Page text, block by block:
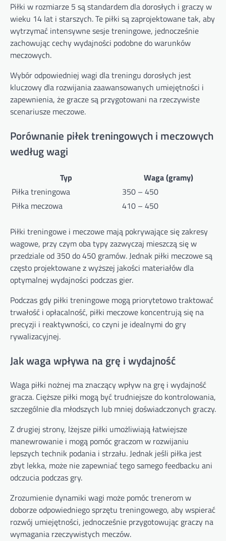
Piłki w rozmiarze 5 są standardem dla dorosłych i graczy w
wieku 14 lat i starszych. Te piłki są zaprojektowane tak, aby
wytrzymać intensywne sesje treningowe, jednocześnie
zachowując cechy wydajności podobne do warunków
meczowych.
Wybór odpowiedniej wagi dla treningu dorosłych jest
kluczowy dla rozwijania zaawansowanych umiejętności i
zapewnienia, że gracze są przygotowani na rzeczywiste
scenariusze meczowe.
Porównanie piłek treningowych i meczowych
według wagi
Typ
Waga (gramy)
Piłka treningowa
350 – 450
Piłka meczowa
410 – 450
Piłki treningowe i meczowe mają pokrywające się zakresy
wagowe, przy czym oba typy zazwyczaj mieszczą się w
przedziale od 350 do 450 gramów. Jednak piłki meczowe są
często projektowane z wyższej jakości materiałów dla
optymalnej wydajności podczas gier.
Podczas gdy piłki treningowe mogą priorytetowo traktować
trwałość i opłacalność, piłki meczowe koncentrują się na
precyzji i reaktywności, co czyni je idealnymi do gry
rywalizacyjnej.
Jak waga wpływa na grę i wydajność
Waga piłki nożnej ma znaczący wpływ na grę i wydajność
gracza. Cięższe piłki mogą być trudniejsze do kontrolowania,
szczególnie dla młodszych lub mniej doświadczonych graczy.
Z drugiej strony, lżejsze piłki umożliwiają łatwiejsze
manewrowanie i mogą pomóc graczom w rozwijaniu
lepszych technik podania i strzału. Jednak jeśli piłka jest
zbyt lekka, może nie zapewniać tego samego feedbacku ani
odczucia podczas gry.
Zrozumienie dynamiki wagi może pomóc trenerom w
doborze odpowiedniego sprzętu treningowego, aby wspierać
rozwój umiejętności, jednocześnie przygotowując graczy na
wymagania rzeczywistych meczów.